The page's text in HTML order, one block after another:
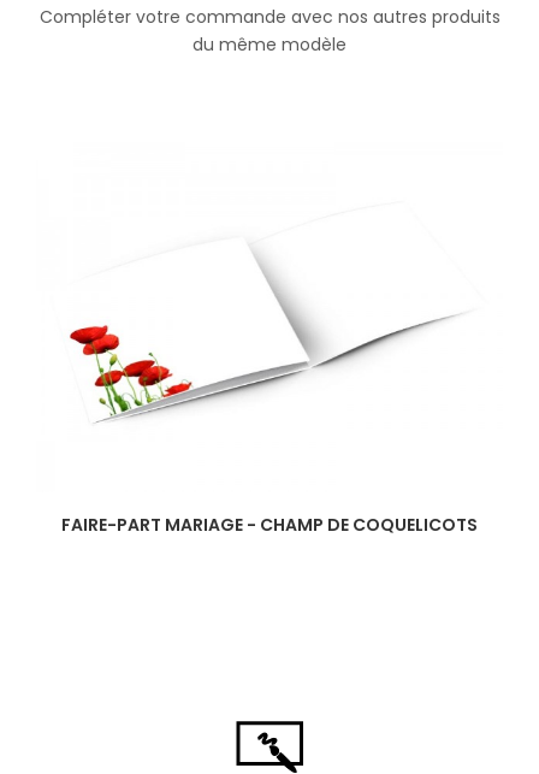
Compléter votre commande avec nos autres produits
du même modèle
FAIRE-PART MARIAGE - CHAMP DE COQUELICOTS